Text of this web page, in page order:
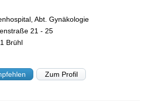
Abt. Gynäkologie
21 - 25
Brühl
Zum Profil